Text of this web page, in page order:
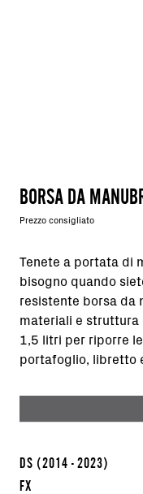
BORSA DA
Prezzo consigliato
Tenete a portata di
bisogno quando
resistente borsa da
materiali e struttura
1,5 litri per riporre
portafoglio, libretto
DS (2014 - 2023)
FX